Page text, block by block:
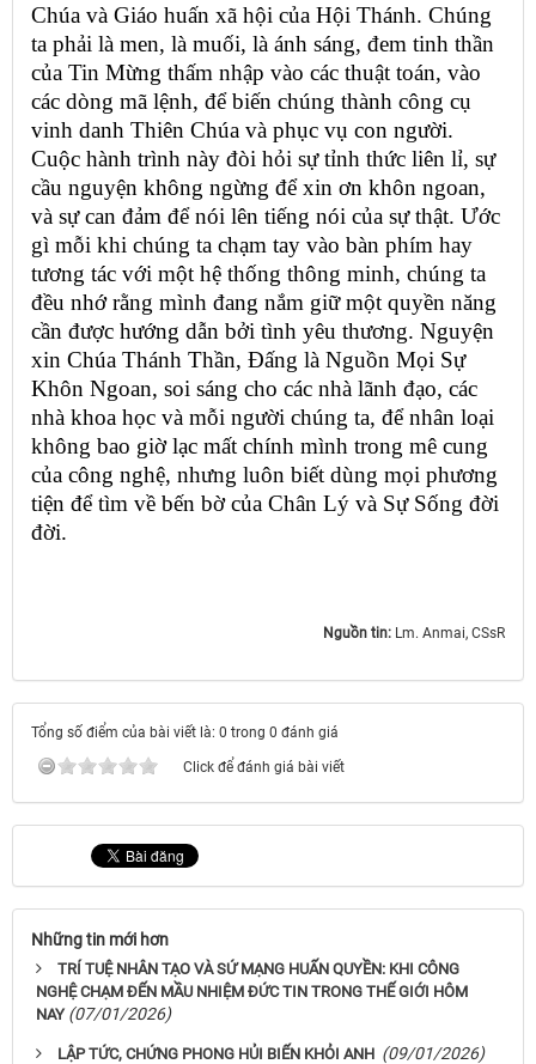
Chúa và Giáo huấn xã hội của Hội Thánh. Chúng
ta phải là men, là muối, là ánh sáng, đem tinh thần
của Tin Mừng thấm nhập vào các thuật toán, vào
các dòng mã lệnh, để biến chúng thành công cụ
vinh danh Thiên Chúa và phục vụ con người.
Cuộc hành trình này đòi hỏi sự tỉnh thức liên lỉ, sự
cầu nguyện không ngừng để xin ơn khôn ngoan,
và sự can đảm để nói lên tiếng nói của sự thật. Ước
gì mỗi khi chúng ta chạm tay vào bàn phím hay
tương tác với một hệ thống thông minh, chúng ta
đều nhớ rằng mình đang nắm giữ một quyền năng
cần được hướng dẫn bởi tình yêu thương. Nguyện
xin Chúa Thánh Thần, Đấng là Nguồn Mọi Sự
Khôn Ngoan, soi sáng cho các nhà lãnh đạo, các
nhà khoa học và mỗi người chúng ta, để nhân loại
không bao giờ lạc mất chính mình trong mê cung
của công nghệ, nhưng luôn biết dùng mọi phương
tiện để tìm về bến bờ của Chân Lý và Sự Sống đời
đời.
Nguồn tin: Lm. Anmai, CSsR
Tổng số điểm của bài viết là: 0 trong 0 đánh giá
Click để đánh giá bài viết
Những tin mới hơn
TRÍ TUỆ NHÂN TẠO VÀ SỨ MẠNG HUẤN QUYỀN: KHI CÔNG
NGHỆ CHẠM ĐẾN MẦU NHIỆM ĐỨC TIN TRONG THẾ GIỚI HÔM
NAY (07/01/2026)
LẬP TỨC, CHỨNG PHONG HỦI BIẾN KHỎI ANH (09/01/2026)